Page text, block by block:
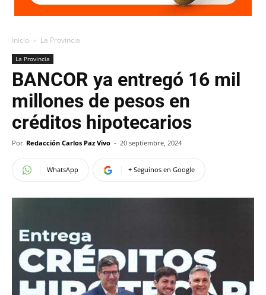
Inicio La Provincia
La Provincia
BANCOR ya entregó 16 mil
millones de pesos en
créditos hipotecarios
Por Redacción Carlos Paz Vivo - 20 septiembre, 2024
WhatsApp + Seguinos en Google